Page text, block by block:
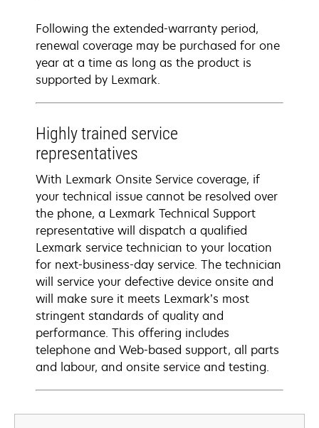
Following the extended-warranty period,
renewal coverage may be purchased for one
year at a time as long as the product is
supported by Lexmark.
Highly trained service
representatives
With Lexmark Onsite Service coverage, if
your technical issue cannot be resolved over
the phone, a Lexmark Technical Support
representative will dispatch a qualified
Lexmark service technician to your location
for next-business-day service. The technician
will service your defective device onsite and
will make sure it meets Lexmark’s most
stringent standards of quality and
performance. This offering includes
telephone and Web-based support, all parts
and labour, and onsite service and testing.